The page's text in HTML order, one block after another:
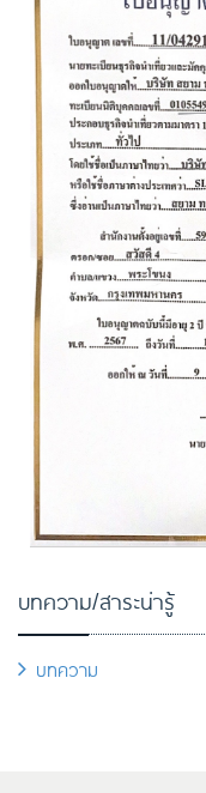
บทความ/สาระน่ารู้
บทความ